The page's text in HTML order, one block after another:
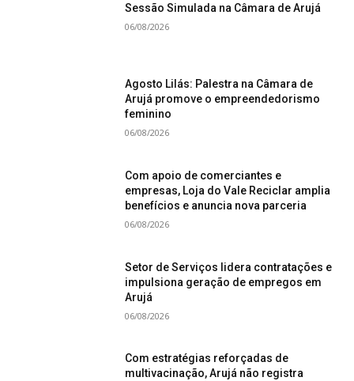
Sessão Simulada na Câmara de Arujá
06/08/2026
Agosto Lilás: Palestra na Câmara de
Arujá promove o empreendedorismo
feminino
06/08/2026
Com apoio de comerciantes e
empresas, Loja do Vale Reciclar amplia
benefícios e anuncia nova parceria
06/08/2026
Setor de Serviços lidera contratações e
impulsiona geração de empregos em
Arujá
06/08/2026
Com estratégias reforçadas de
multivacinação, Arujá não registra